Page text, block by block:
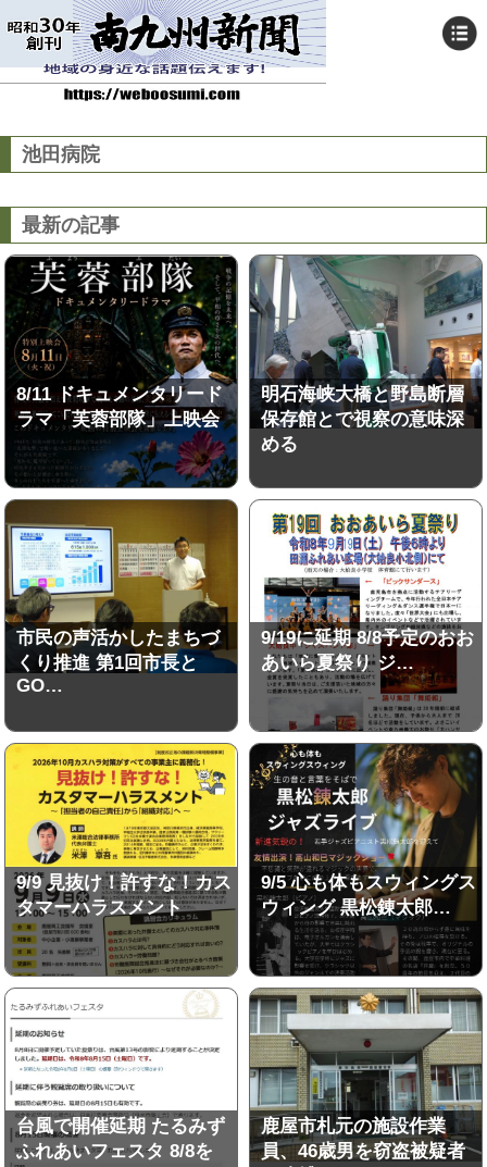
池田病院
最新の記事
8/11 ドキュメンタリード
ラマ「芙蓉部隊」上映会
明石海峡大橋と野島断層
保存館とで視察の意味深
める
市民の声活かしたまちづ
くり推進 第1回市長と
GO…
9/19に延期 8/8予定のおお
あいら夏祭り ジ…
9/9 見抜け！許すな！カス
タマーハラスメント
9/5 心も体もスウィングス
ウィング 黒松錬太郎…
台風で開催延期 たるみず
ふれあいフェスタ 8/8を
鹿屋市札元の施設作業
員、46歳男を窃盗被疑者